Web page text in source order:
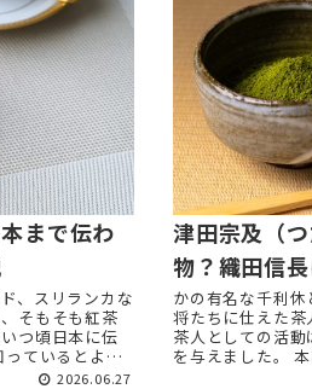
まで伝わ
、スリランカな
そもそも紅茶
つ頃日本に伝
ているとより
2026.06.27
津田宗及（
物？織田信
かの有名な千利
将たちに仕えた
茶人としての活
を与えました。